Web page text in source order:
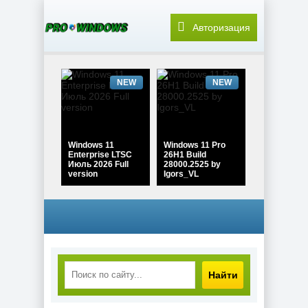
Авторизация
Windows 11
Enterprise LTSC
Июль 2026 Full
version
NEW
Windows 11 Pro
26H1 Build
28000.2525 by
Igors_VL
NEW
Windows 10 Pro
Найти